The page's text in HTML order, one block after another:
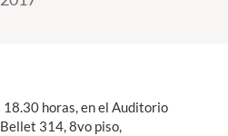
18.30 horas, en el Auditorio
314, 8vo piso,